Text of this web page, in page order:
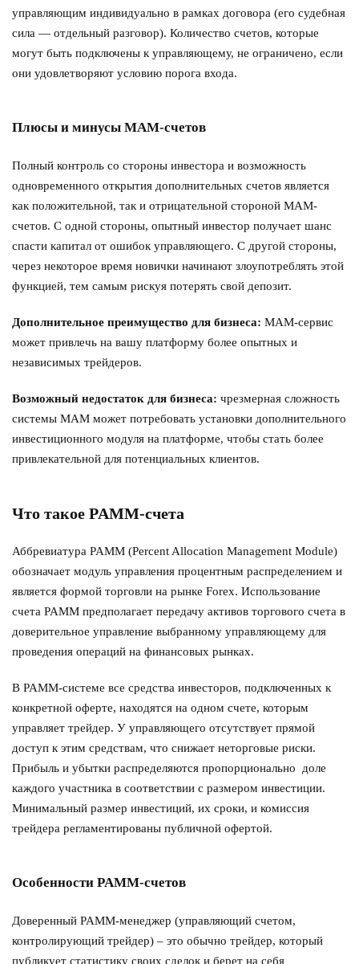
управляющим индивидуально в рамках договора (его судебная
сила — отдельный разговор). Количество счетов, которые
могут быть подключены к управляющему, не ограничено, если
они удовлетворяют условию порога входа.
Плюсы и минусы MAM-счетов
Полный контроль со стороны инвестора и возможность
одновременного открытия дополнительных счетов является
как положительной, так и отрицательной стороной MAM-
счетов. С одной стороны, опытный инвестор получает шанс
спасти капитал от ошибок управляющего. С другой стороны,
через некоторое время новички начинают злоупотреблять этой
функцией, тем самым рискуя потерять свой депозит.
Дополнительное преимущество для бизнеса: MAM-сервис
может привлечь на вашу платформу более опытных и
независимых трейдеров.
Возможный недостаток для бизнеса: чрезмерная сложность
системы MAM может потребовать установки дополнительного
инвестиционного модуля на платформе, чтобы стать более
привлекательной для потенциальных клиентов.
Что такое PAMM-счета
Аббревиатура PAMM (Percent Allocation Management Module)
обозначает модуль управления процентным распределением и
является формой торговли на рынке Forex. Использование
счета PAMM предполагает передачу активов торгового счета в
доверительное управление выбранному управляющему для
проведения операций на финансовых рынках.
В PAMM-системе все средства инвесторов, подключенных к
конкретной оферте, находятся на одном счете, которым
управляет трейдер. У управляющего отсутствует прямой
доступ к этим средствам, что снижает неторговые риски.
Прибыль и убытки распределяются пропорционально доле
каждого участника в соответствии с размером инвестиции.
Минимальный размер инвестиций, их сроки, и комиссия
трейдера регламентированы публичной офертой.
Особенности PAMM-счетов
Доверенный PAMM-менеджер (управляющий счетом,
контролирующий трейдер) – это обычно трейдер, который
публикует статистику своих сделок и берет на себя